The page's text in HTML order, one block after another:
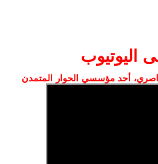
اليوتيوب
أحد مؤسسي الحوار المتمدن